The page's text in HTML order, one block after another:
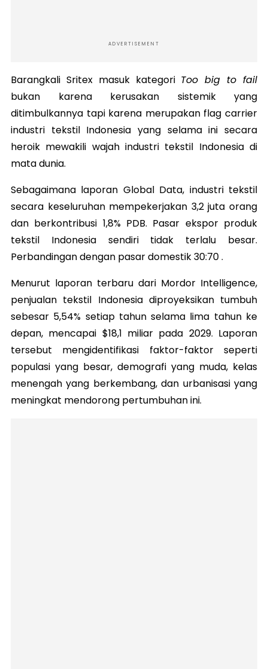
ADVERTISEMENT
Barangkali Sritex masuk kategori Too big to fail
bukan karena kerusakan sistemik yang
ditimbulkannya tapi karena merupakan flag carrier
industri tekstil Indonesia yang selama ini secara
heroik mewakili wajah industri tekstil Indonesia di
mata dunia.
Sebagaimana laporan Global Data, industri tekstil
secara keseluruhan mempekerjakan 3,2 juta orang
dan berkontribusi 1,8% PDB. Pasar ekspor produk
tekstil Indonesia sendiri tidak terlalu besar.
Perbandingan dengan pasar domestik 30:70 .
Menurut laporan terbaru dari Mordor Intelligence,
penjualan tekstil Indonesia diproyeksikan tumbuh
sebesar 5,54% setiap tahun selama lima tahun ke
depan, mencapai $18,1 miliar pada 2029. Laporan
tersebut mengidentifikasi faktor-faktor seperti
populasi yang besar, demografi yang muda, kelas
menengah yang berkembang, dan urbanisasi yang
meningkat mendorong pertumbuhan ini.